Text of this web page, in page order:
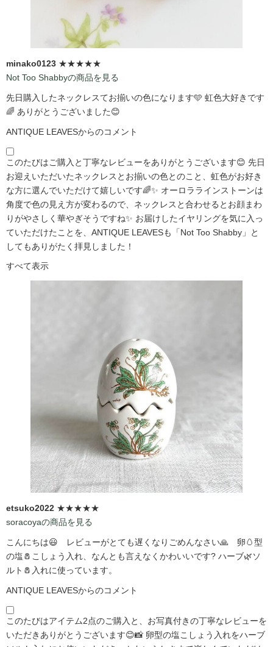
minako0123 ★★★★★
Not Too Shabbyの商品を見る
先日購入したネックレスてお揃いの色になります🩵 虹色大好きです
🌈 ありがとうございました😊
ANTIQUE LEAVESからのコメント
このたびはご購入と丁寧なレビューをありがとうございます😊 先日
お迎えいただいたネックレスとお揃いの色とのこと、虹色がお好き
な方に選んでいただけて嬉しいです🌈✨ オーロララインストーンは
角度で色の見え方が変わるので、ネックレスと合わせるとお顔まわ
りがやさしく華やぎそうですね✨ お届けしたイヤリングを気に入っ
ていただけたことを、ANTIQUE LEAVESも「Not Too Shabby」と
してもありがたく拝見しました！
すべて表示
etsuko2022 ★★★★★
soracoyaの商品を見る
こんにちは😃 レビューがとても遅くなりごめんなさい🙏 卵🥚型
の塩🧂こしょう入れ、なんとも言えなくかわいいです?️ ハーブ🌿ソ
ルト🧂入れに使っています。
ANTIQUE LEAVESからのコメント
このたびはアイテム2点のご購入と、お写真付きの丁寧なレビューを
いただきありがとうございます😊📸 卵型の塩こしょう入れをハーブ